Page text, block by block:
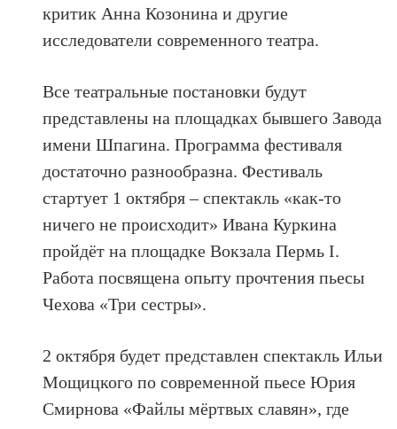
критик Анна Козонина и другие
исследователи современного театра.
Все театральные постановки будут
представлены на площадках бывшего Завода
имени Шпагина. Программа фестиваля
достаточно разнообразна. Фестиваль
стартует 1 октября – спектакль «как-то
ничего не происходит» Ивана Куркина
пройдёт на площадке Вокзала Пермь I.
Работа посвящена опыту прочтения пьесы
Чехова «Три сестры».
2 октября будет представлен спектакль Ильи
Мощицкого по современной пьесе Юрия
Смирнова «Файлы мёртвых славян», где